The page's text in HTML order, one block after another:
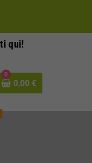
qui!
0
0,00 €